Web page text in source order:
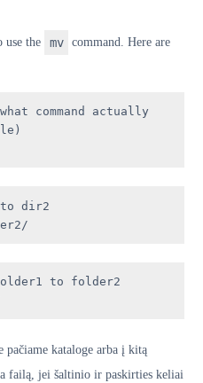
use the mv
command. Here are
command actually
dir2
to folder2
kataloge arba į kitą
failą, jei šaltinio ir paskirties keliai